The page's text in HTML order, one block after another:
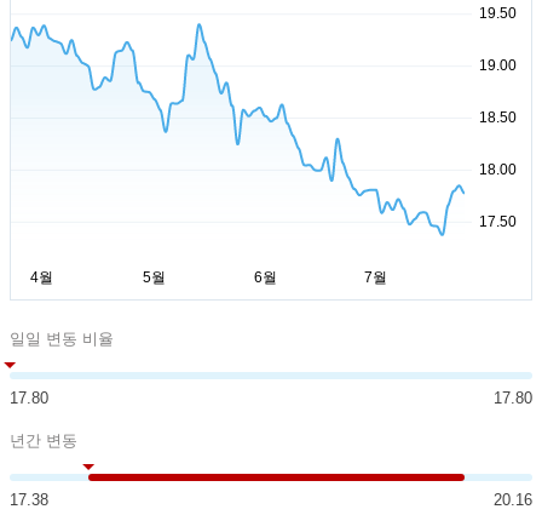
일일 변동 비율
17.80 17.80
년간 변동
17.38 20.16